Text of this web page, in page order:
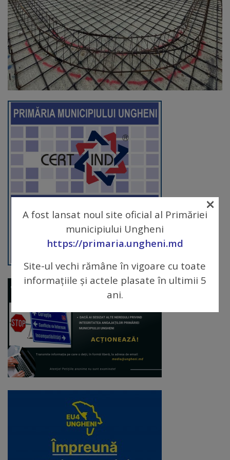
turistice
Sculpturi
(harta
sculpturilor)
Monumente
arhitecturale
Personalități
marcante
Sportivi
de
performanță
în
Galerie
video
Galerii
Administrație
Primărie
A fost lansat noul site oficial al Primăriei
municipiului Ungheni
https://primaria.ungheni.md
Site-ul vechi rămâne în vigoare cu toate
informațiile și actele plasate în ultimii 5
ani.
×